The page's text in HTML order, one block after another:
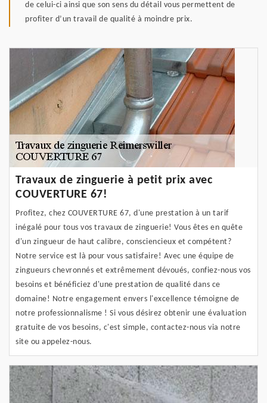
de celui-ci ainsi que son sens du détail vous permettent de
profiter d’un travail de qualité à moindre prix.
Travaux de zinguerie à petit prix avec
COUVERTURE 67!
Profitez, chez COUVERTURE 67, d'une prestation à un tarif
inégalé pour tous vos travaux de zinguerie! Vous êtes en quête
d'un zingueur de haut calibre, consciencieux et compétent?
Notre service est là pour vous satisfaire! Avec une équipe de
zingueurs chevronnés et extrêmement dévoués, confiez-nous vos
besoins et bénéficiez d'une prestation de qualité dans ce
domaine! Notre engagement envers l'excellence témoigne de
notre professionnalisme ! Si vous désirez obtenir une évaluation
gratuite de vos besoins, c'est simple, contactez-nous via notre
site ou appelez-nous.